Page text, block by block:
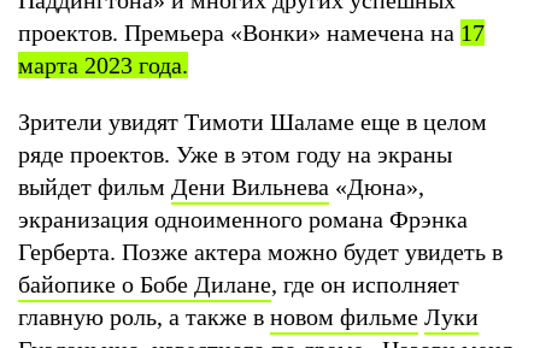
проектов. Премьера «Вонки» намечена на 17
марта 2023 года.
Зрители увидят Тимоти Шаламе еще в целом
ряде проектов. Уже в этом году на экраны
выйдет фильм Дени Вильнева «Дюна»,
экранизация одноименного романа Фрэнка
Герберта. Позже актера можно будет увидеть в
байопике о Бобе Дилане, где он исполняет
главную роль, а также в новом фильме Луки